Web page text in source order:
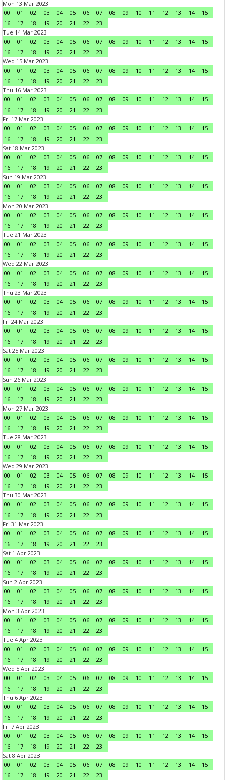
Mon 13 Mar 2023
00
01 02 03 04 05 06 07 08 09 10 11 12 13 14
15
16
17 18 19 20 21 22
23
Tue 14 Mar 2023
00
01 02 03 04 05 06 07 08 09 10 11 12 13 14
15
16
17 18 19 20 21 22
23
Wed 15 Mar 2023
00
01 02 03 04 05 06 07 08 09 10 11 12 13 14
15
16
17 18 19 20 21 22
23
Thu 16 Mar 2023
00
01 02 03 04 05 06 07 08 09 10 11 12 13 14
15
16
17 18 19 20 21 22
23
Fri 17 Mar 2023
00
01 02 03 04 05 06 07 08 09 10 11 12 13 14
15
16
17 18 19 20 21 22
23
Sat 18 Mar 2023
00
01 02 03 04 05 06 07 08 09 10 11 12 13 14
15
16
17 18 19 20 21 22
23
Sun 19 Mar 2023
00
01 02 03 04 05 06 07 08 09 10 11 12 13 14
15
16
17 18 19 20 21 22
23
Mon 20 Mar 2023
00
01 02 03 04 05 06 07 08 09 10 11 12 13 14
15
16
17 18 19 20 21 22
23
Tue 21 Mar 2023
00
01 02 03 04 05 06 07 08 09 10 11 12 13 14
15
16
17 18 19 20 21 22
23
Wed 22 Mar 2023
00
01 02 03 04 05 06 07 08 09 10 11 12 13 14
15
16
17 18 19 20 21 22
23
Thu 23 Mar 2023
00
01 02 03 04 05 06 07 08 09 10 11 12 13 14
15
16
17 18 19 20 21 22
23
Fri 24 Mar 2023
00
01 02 03 04 05 06 07 08 09 10 11 12 13 14
15
16
17 18 19 20 21 22
23
Sat 25 Mar 2023
00
01 02 03 04 05 06 07 08 09 10 11 12 13 14
15
16
17 18 19 20 21 22
23
Sun 26 Mar 2023
00
01 02 03 04 05 06 07 08 09 10 11 12 13 14
15
16
17 18 19 20 21 22
23
Mon 27 Mar 2023
00
01 02 03 04 05 06 07 08 09 10 11 12 13 14
15
16
17 18 19 20 21 22
23
Tue 28 Mar 2023
00
01 02 03 04 05 06 07 08 09 10 11 12 13 14
15
16
17 18 19 20 21 22
23
Wed 29 Mar 2023
00
01 02 03 04 05 06 07 08 09 10 11 12 13 14
15
16
17 18 19 20 21 22
23
Thu 30 Mar 2023
00
01 02 03 04 05 06 07 08 09 10 11 12 13 14
15
16
17 18 19 20 21 22
23
Fri 31 Mar 2023
00
01 02 03 04 05 06 07 08 09 10 11 12 13 14
15
16
17 18 19 20 21 22
23
Sat 1 Apr 2023
00
01 02 03 04 05 06 07 08 09 10 11 12 13 14
15
16
17 18 19 20 21 22
23
Sun 2 Apr 2023
00
01 02 03 04 05 06 07 08 09 10 11 12 13 14
15
16
17 18 19 20 21 22
23
Mon 3 Apr 2023
00
01 02 03 04 05 06 07 08 09 10 11 12 13 14
15
16
17 18 19 20 21 22
23
Tue 4 Apr 2023
00
01 02 03 04 05 06 07 08 09 10 11 12 13 14
15
16
17 18 19 20 21 22
23
Wed 5 Apr 2023
00
01 02 03 04 05 06 07 08 09 10 11 12 13 14
15
16
17 18 19 20 21 22
23
Thu 6 Apr 2023
00
01 02 03 04 05 06 07 08 09 10 11 12 13 14
15
16
17 18 19 20 21 22
23
Fri 7 Apr 2023
00
01 02 03 04 05 06 07 08 09 10 11 12 13 14
15
16
17 18 19 20 21 22
23
Sat 8 Apr 2023
00
01 02 03 04 05 06 07 08 09 10 11 12 13 14
15
16
17 18 19 20 21 22
23